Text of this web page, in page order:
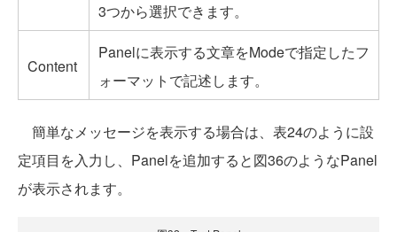
3つから選択できます。
Content
Panelに表示する文章をModeで指定したフ
ォーマットで記述します。
簡単なメッセージを表示する場合は、表24のように設
定項目を入力し、Panelを追加すると図36のようなPanel
が表示されます。